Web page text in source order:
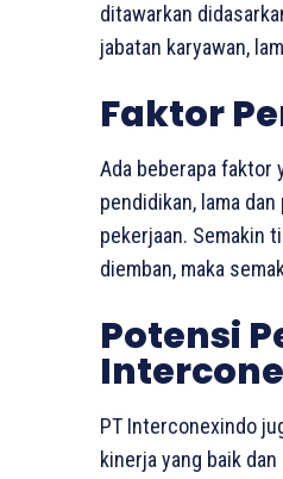
ditawarkan
jabatan karyawan,
Faktor
Ada beberapa faktor
pendidikan, lama
pekerjaan. Semakin
diemban, maka
Potensi
PT Interconexindo
kinerja yang baik